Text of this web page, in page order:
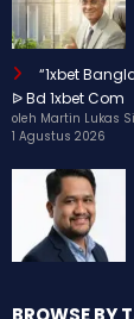
“1xbet
ᐉ Bd 1xbet Com
oleh Martin Lukas
1 Agustus 2026